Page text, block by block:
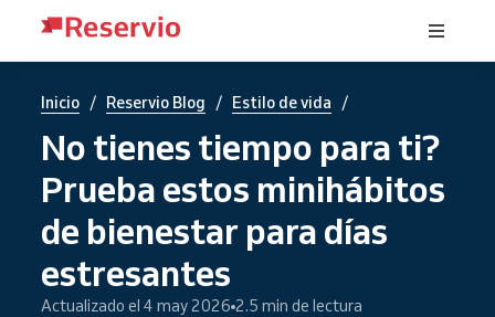
Inicio / Reservio Blog / Estilo de vida /
No tienes tiempo para ti?
Prueba estos minihábitos
de bienestar para días
estresantes
Actualizado el 4 may 2026 2.5 min de lectura